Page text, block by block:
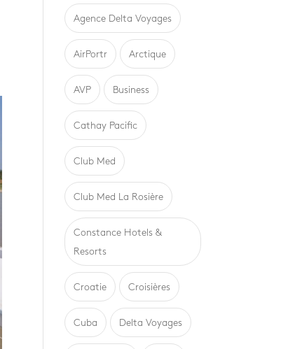
Agence Delta Voyages
AirPortr Arctique
AVP Business
Cathay Pacific
Club Med
Club Med La Rosière
Constance Hotels &
Resorts
Croatie Croisières
Cuba Delta Voyages